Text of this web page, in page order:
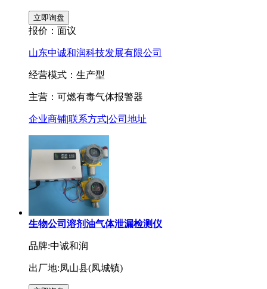
报价： 面议
山东中诚和润科技发展有限公司
经营模式：生产型
主营：可燃有毒气体报警器
企业商铺|联系方式|公司地址
生物公司溶剂油气体泄漏检测仪
品牌:中诚和润
出厂地:凤山县(凤城镇)